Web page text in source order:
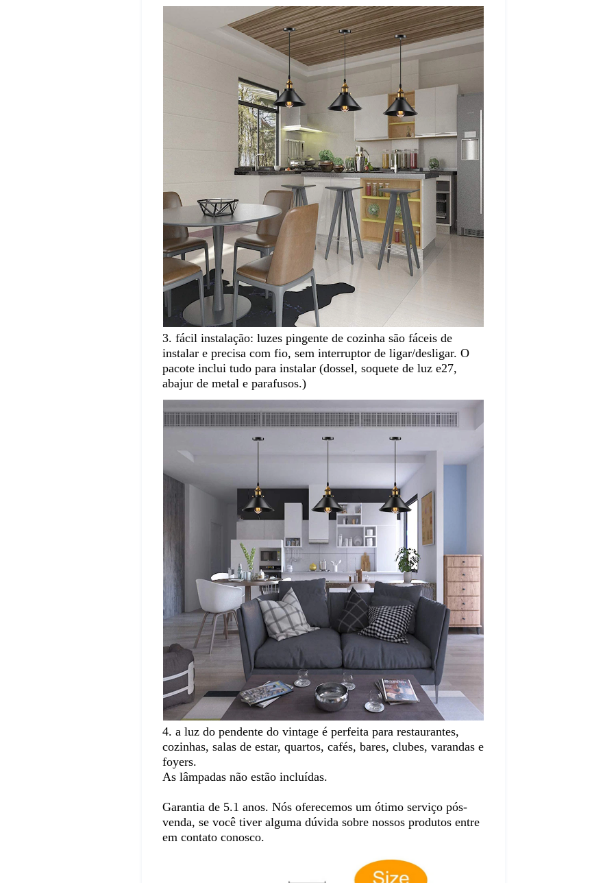
3. fácil instalação: luzes pingente de cozinha são fáceis de
instalar e precisa com fio, sem interruptor de ligar/desligar. O
pacote inclui tudo para instalar (dossel, soquete de luz e27,
abajur de metal e parafusos.)
4. a luz do pendente do vintage é perfeita para restaurantes,
cozinhas, salas de estar, quartos, cafés, bares, clubes, varandas e
foyers.
As lâmpadas não estão incluídas.
Garantia de 5.1 anos. Nós oferecemos um ótimo serviço pós-
venda, se você tiver alguma dúvida sobre nossos produtos entre
em contato conosco.